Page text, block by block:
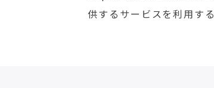
供するサービスを利用す